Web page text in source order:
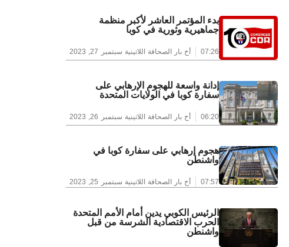
بدء المؤتمر العاشر لأكبر منظمة
جماهيرية وثورية في كوبا
07:26 أخ بار الصحافة اللاتينية سبتمبر 27, 2023
إدانة واسعة للهجوم الإرهابي على
سفارة كوبا في الولايات المتحدة
06:20 أخ بار الصحافة اللاتينية سبتمبر 26, 2023
هجوم إرهابي على سفارة كوبا في
واشنطن
07:57 أخ بار الصحافة اللاتينية سبتمبر 25, 2023
الرئيس الكوبي يدين أمام الأمم المتحدة
الحرب الاقتصادية الشرسة من قبل
واشنطن